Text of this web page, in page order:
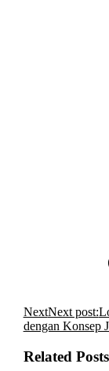
NextNext post:
dengan Konsep
Related Posts